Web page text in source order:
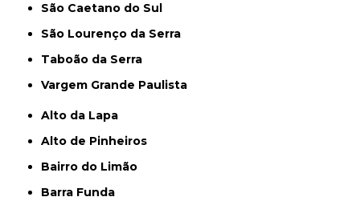
São Caetano do Sul
São Lourenço da Serra
Taboão da Serra
Vargem Grande Paulista
Alto da Lapa
Alto de Pinheiros
Bairro do Limão
Barra Funda